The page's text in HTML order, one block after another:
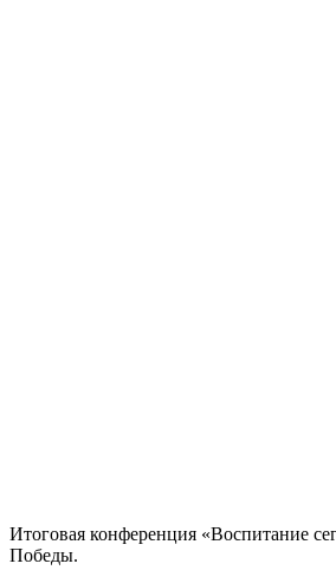
Итоговая конференция «Воспитание
Победы.